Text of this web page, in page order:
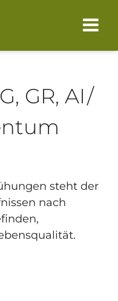
GR, AI /
steht der
nach